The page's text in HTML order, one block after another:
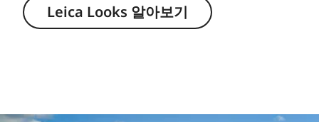
Leica Looks 알아보기